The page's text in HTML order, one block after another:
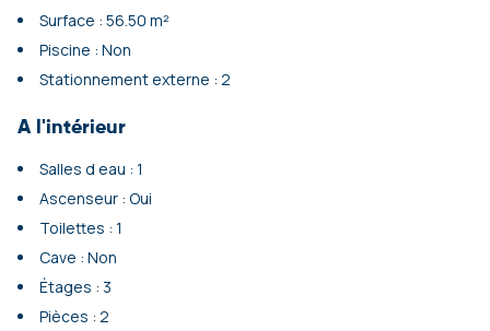
Surface : 56.50 m²
Piscine : Non
Stationnement externe : 2
A l'intérieur
Salles d eau : 1
Ascenseur : Oui
Toilettes : 1
Cave : Non
Étages : 3
Pièces : 2